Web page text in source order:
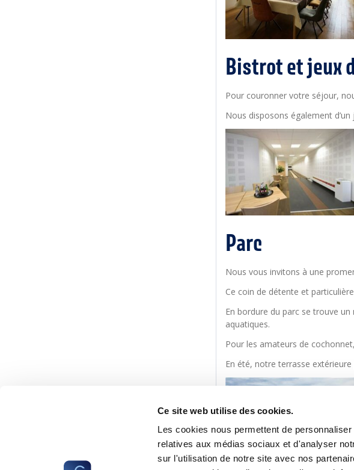
Ce site web utilise des cookies.
Les cookies nous permettent de
relatives aux médias sociaux et d'analyser
sur l'utilisation de notre site avec nos
Bistrot et jeux
Pour couronner votre séjour,
Nous disposons également
Parc
Nous vous invitons à une
Ce coin de détente et
En bordure du parc se trouve
aquatiques.
Pour les amateurs de
En été, notre terrasse